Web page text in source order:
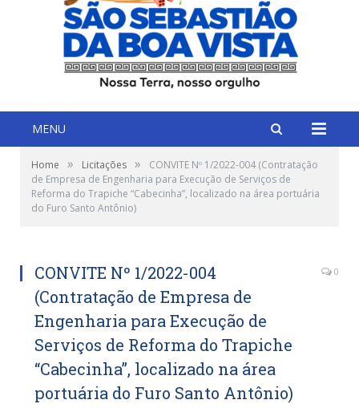
MENU
Home » Licitações »
CONVITE Nº 1/2022-004 (Contratação
de Empresa de Engenharia para Execução de Serviços de
Reforma do Trapiche “Cabecinha”, localizado na área portuária
do Furo Santo Antônio)
CONVITE Nº 1/2022-004
(Contratação de Empresa de
Engenharia para Execução de
Serviços de Reforma do Trapiche
“Cabecinha”, localizado na área
portuária do Furo Santo Antônio)
0